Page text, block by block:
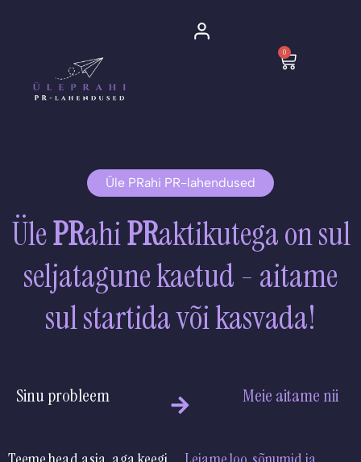
0
Cart
Üle PRahi PR-lahendused
ÜlePRahiPRaktikutega on sul
seljatagune kaetud - aitame
sul startida või kasvada!
Sinu probleem Meie aitame nii